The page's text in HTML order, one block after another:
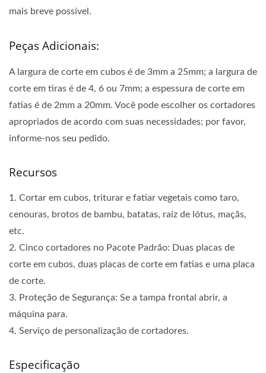
mais breve possível.
Peças Adicionais:
A largura de corte em cubos é de 3mm a 25mm; a largura de
corte em tiras é de 4, 6 ou 7mm; a espessura de corte em
fatias é de 2mm a 20mm. Você pode escolher os cortadores
apropriados de acordo com suas necessidades; por favor,
informe-nos seu pedido.
Recursos
1. Cortar em cubos, triturar e fatiar vegetais como taro,
cenouras, brotos de bambu, batatas, raiz de lótus, maçãs,
etc.
2. Cinco cortadores no Pacote Padrão: Duas placas de
corte em cubos, duas placas de corte em fatias e uma placa
de corte.
3. Proteção de Segurança: Se a tampa frontal abrir, a
máquina para.
4. Serviço de personalização de cortadores.
Especificação